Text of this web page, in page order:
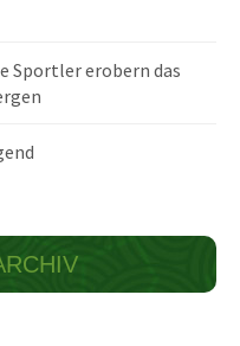
Sportler erobern das